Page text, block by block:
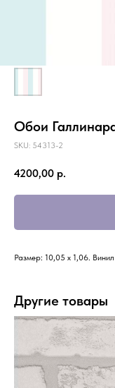
Обои
SKU: 54313-2
4200,00 р.
Размер: 10,05 х 1,06.
Другие товары